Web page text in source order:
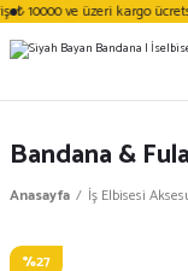
₺ 10000 ve üzeri kargo
Bandana &
Anasayfa İş Elbisesi
%27